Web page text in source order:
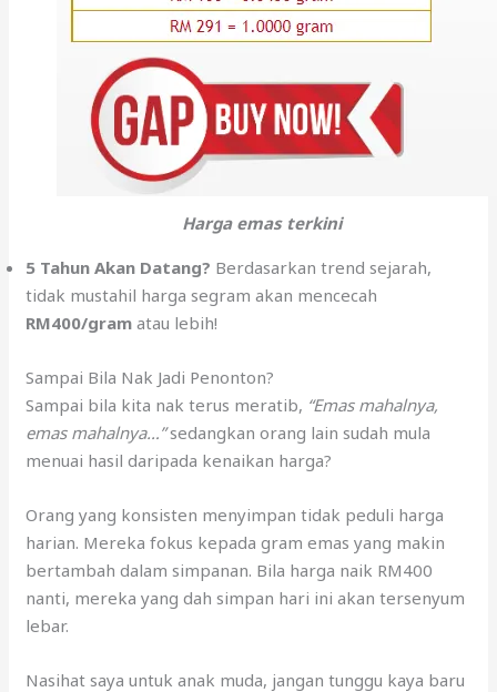
Harga emas terkini
5 Tahun Akan Datang? Berdasarkan trend sejarah,
tidak mustahil harga segram akan mencecah
RM400/gram atau lebih!
Sampai Bila Nak Jadi Penonton?
Sampai bila kita nak terus meratib, “Emas mahalnya,
emas mahalnya…”sedangkan orang lain sudah mula
menuai hasil daripada kenaikan harga?
Orang yang konsisten menyimpan tidak peduli harga
harian. Mereka fokus kepada gram emas yang makin
bertambah dalam simpanan. Bila harga naik RM400
nanti, mereka yang dah simpan hari ini akan tersenyum
lebar.
Nasihat saya untuk anak muda, jangan tunggu kaya baru